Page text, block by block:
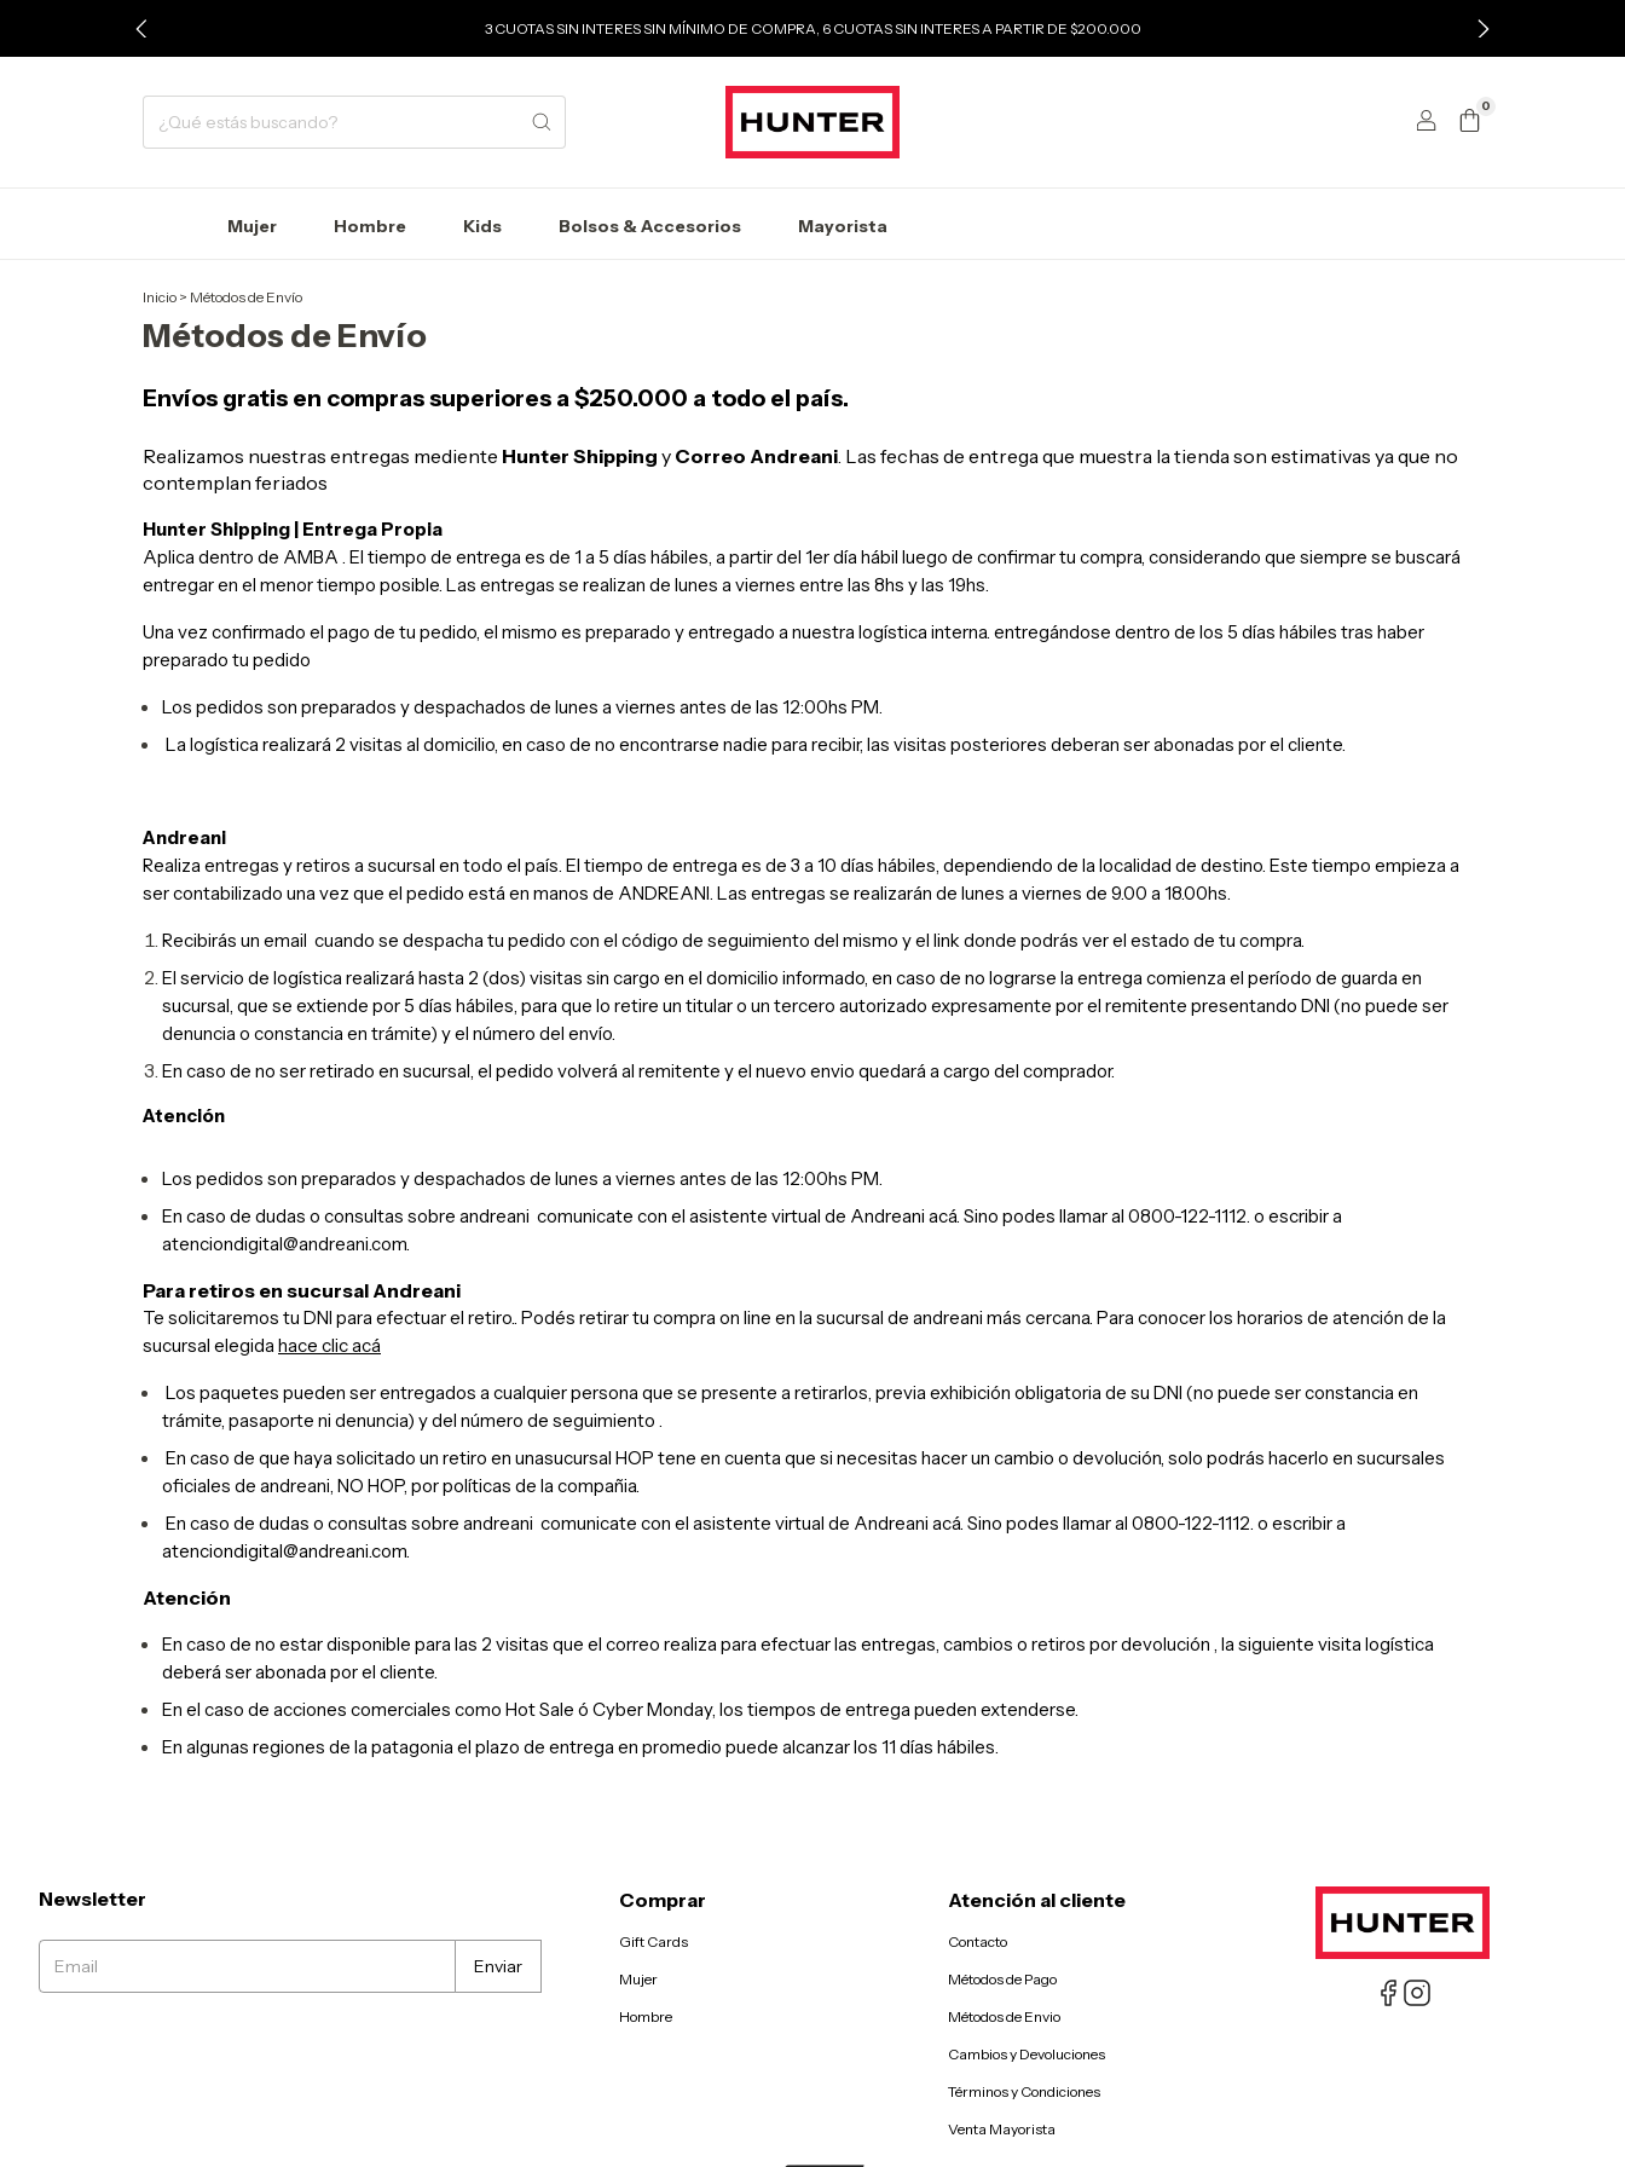
3 CUOTAS SIN INTERES SIN MÍNIMO DE COMPRA, 6 CUOTAS SIN INTERES A PARTIR DE $200.000
0
Mujer Hombre Kids Bolsos & Accesorios Mayorista
Inicio > Métodos de Envío
Métodos de Envío
Envíos gratis en compras superiores a $250.000 a todo el país.
Realizamos nuestras entregas mediente Hunter Shipping y Correo Andreani. Las fechas de entrega que muestra la tienda son estimativas ya que no
contemplan feriados
Hunter Shipping | Entrega Propia
Aplica dentro de AMBA . El tiempo de entrega es de 1 a 5 días hábiles, a partir del 1er día hábil luego de confirmar tu compra, considerando que siempre se buscará
entregar en el menor tiempo posible. Las entregas se realizan de lunes a viernes entre las 8hs y las 19hs.
Una vez confirmado el pago de tu pedido, el mismo es preparado y entregado a nuestra logística interna. entregándose dentro de los 5 días hábiles tras haber
preparado tu pedido
Los pedidos son preparados y despachados de lunes a viernes antes de las 12:00hs PM.
La logística realizará 2 visitas al domicilio, en caso de no encontrarse nadie para recibir, las visitas posteriores deberan ser abonadas por el cliente.
Andreani
Realiza entregas y retiros a sucursal en todo el país. El tiempo de entrega es de 3 a 10 días hábiles, dependiendo de la localidad de destino. Este tiempo empieza a
ser contabilizado una vez que el pedido está en manos de ANDREANI. Las entregas se realizarán de lunes a viernes de 9.00 a 18.00hs.
Recibirás un email cuando se despacha tu pedido con el código de seguimiento del mismo y el link donde podrás ver el estado de tu compra.
El servicio de logística realizará hasta 2 (dos) visitas sin cargo en el domicilio informado, en caso de no lograrse la entrega comienza el período de guarda en
sucursal, que se extiende por 5 días hábiles, para que lo retire un titular o un tercero autorizado expresamente por el remitente presentando DNI (no puede ser
denuncia o constancia en trámite) y el número del envío.
En caso de no ser retirado en sucursal, el pedido volverá al remitente y el nuevo envio quedará a cargo del comprador.
Atención
Los pedidos son preparados y despachados de lunes a viernes antes de las 12:00hs PM.
En caso de dudas o consultas sobre andreani comunicate con el asistente virtual de Andreani acá. Sino podes llamar al 0800-122-1112. o escribir a
atenciondigital@andreani.com
Para retiros en sucursal Andreani
Te solicitaremos tu DNI para efectuar el retiro.. Podés retirar tu compra on line en la sucursal de andreani más cercana. Para conocer los horarios de atención de la
sucursal elegida hace clic acá
Los paquetes pueden ser entregados a cualquier persona que se presente a retirarlos, previa exhibición obligatoria de su DNI (no puede ser constancia en
trámite, pasaporte ni denuncia) y del número de seguimiento .
En caso de que haya solicitado un retiro en unasucursal HOP tene en cuenta que si necesitas hacer un cambio o devolución, solo podrás hacerlo en sucursales
oficiales de andreani, NO HOP, por políticas de la compañia.
En caso de dudas o consultas sobre andreani comunicate con el asistente virtual de Andreani acá. Sino podes llamar al 0800-122-1112. o escribir a
atenciondigital@andreani.com
Atención
En caso de no estar disponible para las 2 visitas que el correo realiza para efectuar las entregas, cambios o retiros por devolución , la siguiente visita logística
deberá ser abonada por el cliente.
En el caso de acciones comerciales como Hot Sale ó Cyber Monday, los tiempos de entrega pueden extenderse.
En algunas regiones de la patagonia el plazo de entrega en promedio puede alcanzar los 11 días hábiles.
Newsletter Comprar
Gift Cards
Mujer
Hombre
Atención al cliente
Contacto
Métodos de Pago
Métodos de Envio
Cambios y Devoluciones
Términos y Condiciones
Venta Mayorista